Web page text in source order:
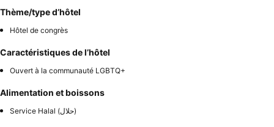
Thème/type d’hôtel
Hôtel de congrès
Caractéristiques de l’hôtel
Ouvert à la communauté LGBTQ+
Alimentation et boissons
Service Halal (حلال)